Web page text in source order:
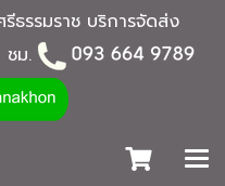
ธรรมราช บริการจัดส่ง
ม.